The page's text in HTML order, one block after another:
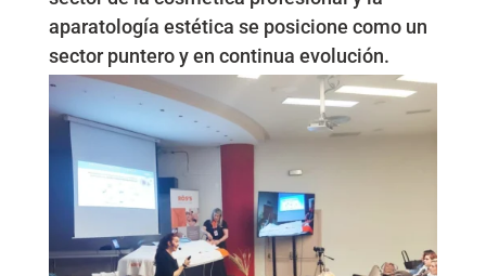
aparatología estética se posicione como un
sector puntero y en continua evolución.